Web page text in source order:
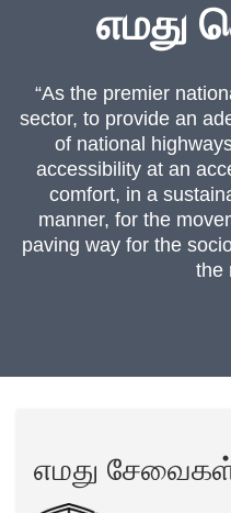
எமது
“As the premier
sector, to provide an
of national
accessibility at an
comfort, in a
manner, for the
paving way for the
the
எமது